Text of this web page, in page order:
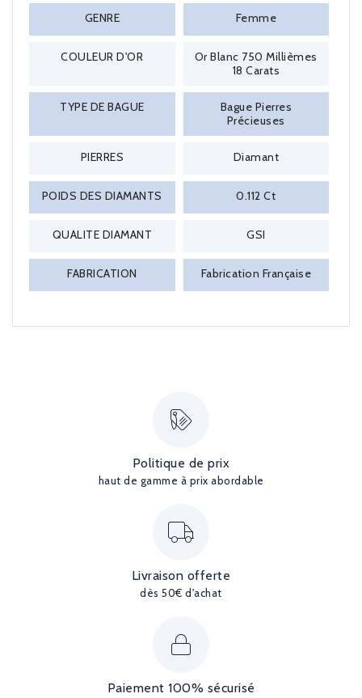
GENRE Femme
COULEUR D'OR
Or Blanc 750 Millièmes
18 Carats
TYPE DE BAGUE
Bague Pierres
Précieuses
PIERRES Diamant
POIDS DES DIAMANTS 0.112 Ct
QUALITE DIAMANT GSI
FABRICATION Fabrication Française
Politique de prix
haut de gamme à prix abordable
Livraison offerte
dès 50€ d'achat
Paiement 100% sécurisé